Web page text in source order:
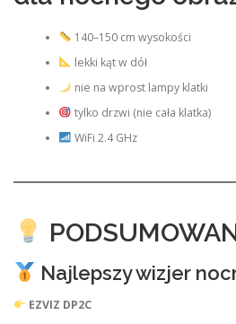
140–150 cm wysokości
lekki kąt w dół
nie na wprost lampy klatki
tylko drzwi (nie cała klatka)
WiFi 2.4 GHz
Najlepszy wizjer
EZVIZ DP2C